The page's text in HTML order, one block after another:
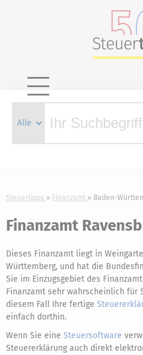
Steuertipps Finanzamt Baden-
Finanzamt
Dieses Finanzamt liegt in
Württemberg, und hat die
Sie im Einzugsgebiet des
Finanzamt sehr wahrscheinlich für
diesem Fall Ihre fertige
einfach dorthin.
Wenn Sie eine Steuersoftware
Steuererklärung auch direkt